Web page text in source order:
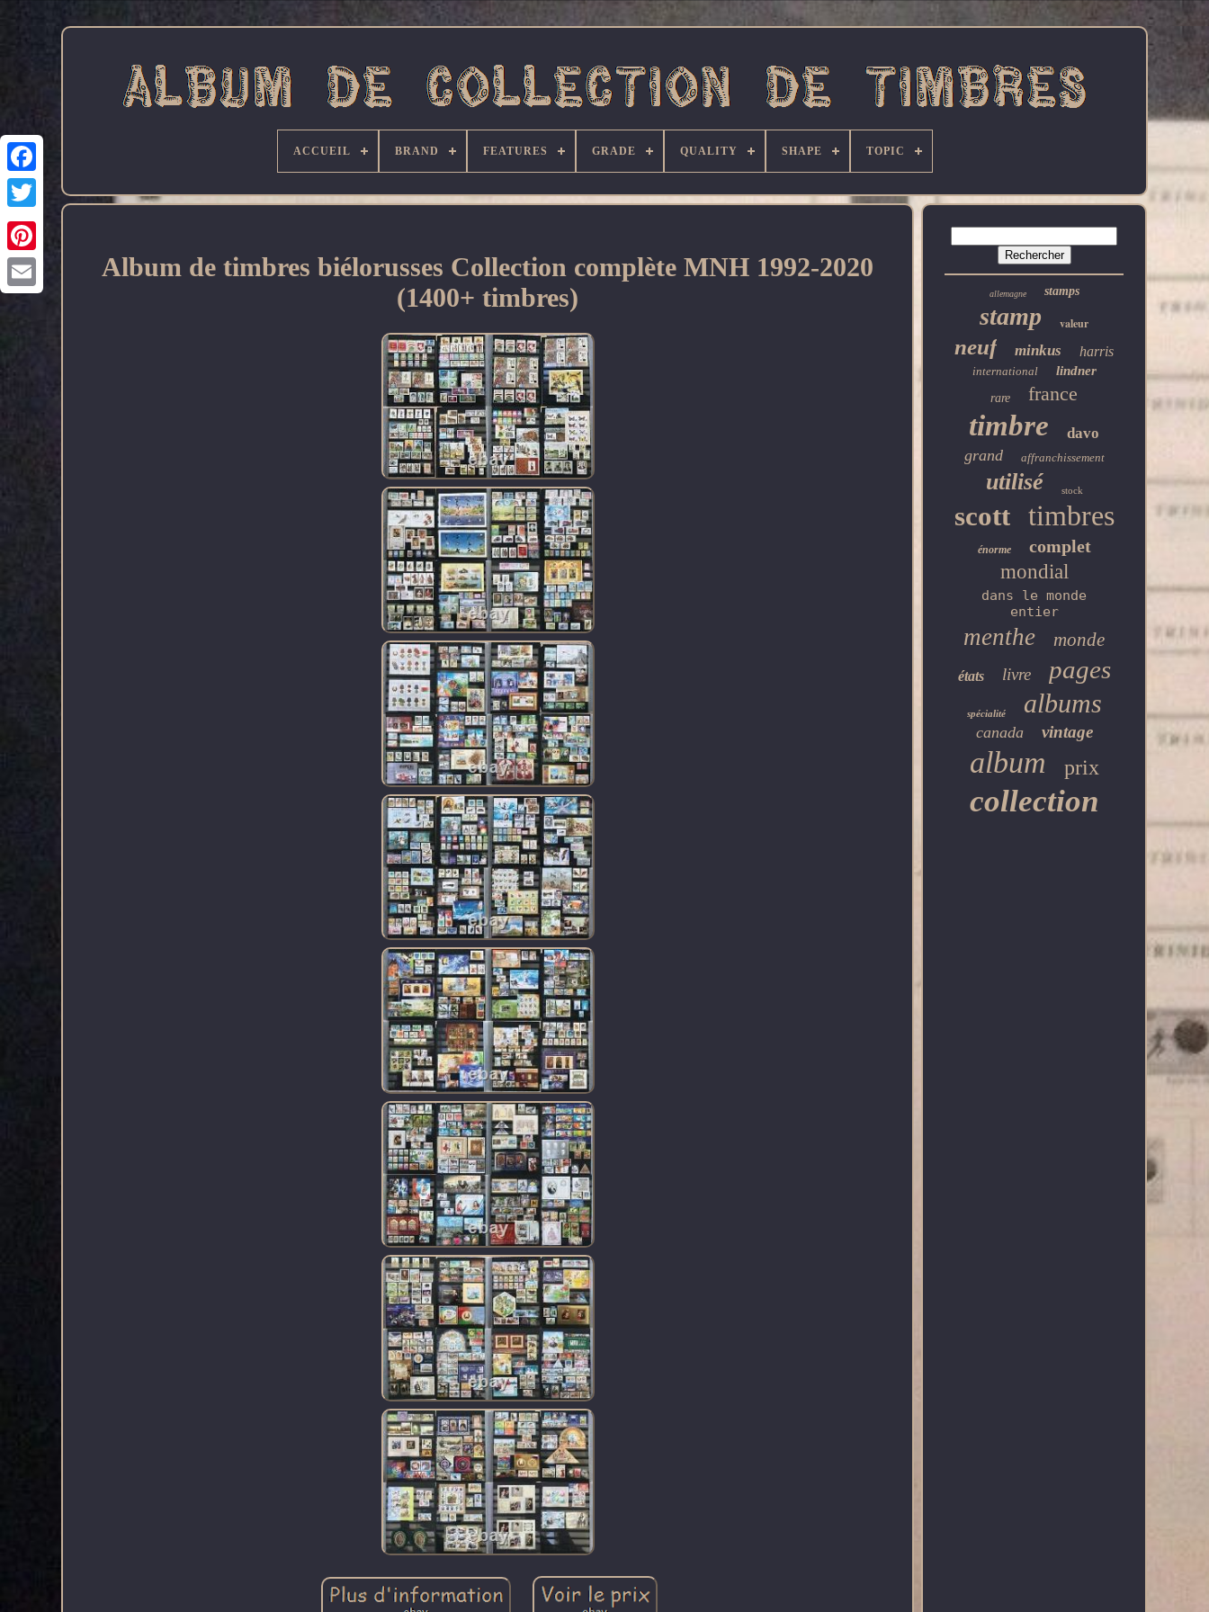
Facebook
ACCUEIL BRAND FEATURES GRADE QUALITY SHAPE TOPIC
Album de timbres biélorusses Collection complète MNH 1992-2020
(1400+ timbres)
allemagne stamps
stamp valeur
neuf minkus harris
international lindner
rare france
timbre davo
grand affranchissement
utilisé stock
scott timbres
énorme complet
mondial
dans le monde
entier
menthe monde
états livre pages
spécialité albums
canada vintage
album prix
collection